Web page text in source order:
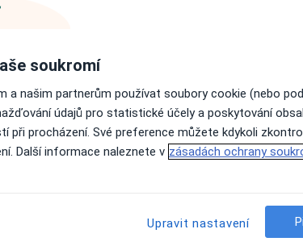
Online rezervace termínu není k dispozici
Zobrazit telefonní číslo
Zítra So
9 Srpen
soukromí
a našim partnerům používat soubory cookie (nebo
údajů pro statistické účely a poskytování
při procházení. Své preference můžete kdykoli
Další informace naleznete v zásadách ochrany
Upravit nastavení